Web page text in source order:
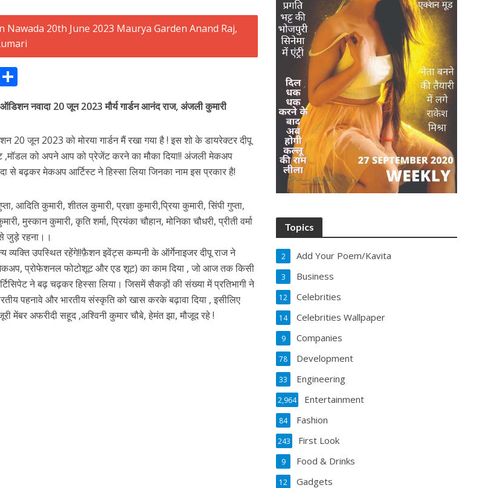
के मांगिला जानु हुआ रिलीज, दर्शकों का मिल रहा भरपूर प्यार
आपके’ की शूटिंग लखनऊ और भोपाल में हुई पूरी”
m
ar
e
नवादा 20 जून 2023 मौर्य गार्डन आनंद राज, अंजली कुमारी
20 जून 2023 को मोरया गार्डन मैं रखा गया है ! इस शो के डायरेक्टर दीपू
,मॉडल को अपने आप को प्रेजेंट करने का मौका दिया!! अंजली मेकअप
से बढ़कर मेकअप आर्टिस्ट ने हिस्सा लिया जिनका नाम इस प्रकार है!
आदिति कुमारी, शीतल कुमारी, प्रज्ञा कुमारी,प्रिया कुमारी, सिंपी गुप्ता,
मुस्कान कुमारी, कृति शर्मा, प्रियंका चौहान, मोनिका चौधरी, प्रीती वर्मा
जुड़े रहना।।
उपस्थित रहेंगे!!फ़ैशन इवेंट्स कम्पनी के ऑर्गेनाइजर दीपू राज ने
प्रोफेशनल फोटोशूट और एड शूट) का काम दिया , जो आज तक किसी
ने बढ़ चढ़कर हिस्सा लिया। जिसमें सैकड़ों की संख्या में प्रतिभागी ने
पहनावे और भारतीय संस्कृति को खास करके बढ़ावा दिया , इसीलिए
मेंबर अफरीदी सहूद ,अश्विनी कुमार चौबे, हेमंत झा, मौजूद रहे !
Topics
Add Your Poem/Kavita
2
Business
3
Celebrities
12
Celebrities Wallpaper
14
Companies
9
Development
78
Engineering
33
Entertainment
2,964
Fashion
84
First Look
243
Food & Drinks
9
Gadgets
12